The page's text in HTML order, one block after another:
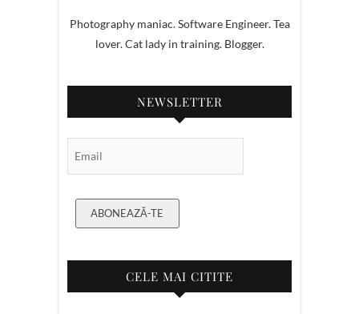
Photography maniac. Software Engineer. Tea
lover. Cat lady in training. Blogger.
NEWSLETTER
ABONEAZĂ-TE
CELE MAI CITITE